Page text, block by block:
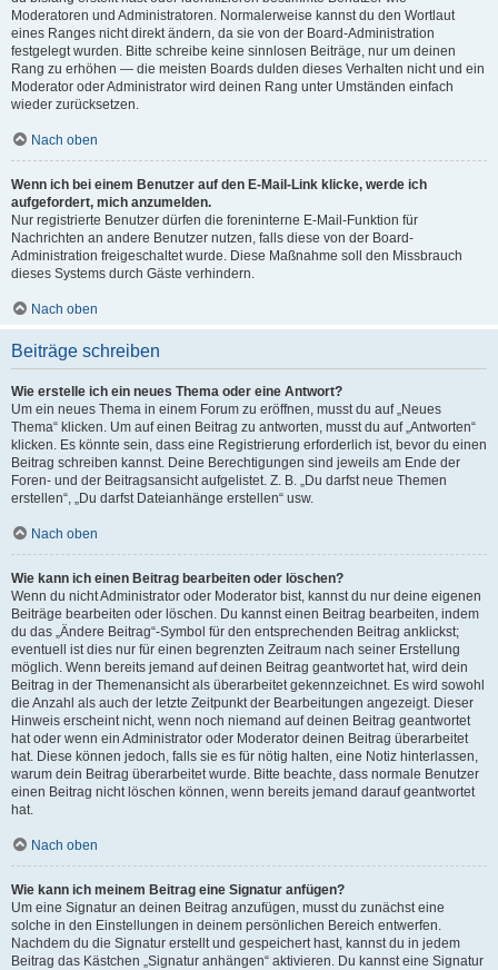
Moderatoren und Administratoren. Normalerweise kannst du den Wortlaut
eines Ranges nicht direkt ändern, da sie von der Board-Administration
festgelegt wurden. Bitte schreibe keine sinnlosen Beiträge, nur um deinen
Rang zu erhöhen — die meisten Boards dulden dieses Verhalten nicht und ein
Moderator oder Administrator wird deinen Rang unter Umständen einfach
wieder zurücksetzen.
Nach oben
Wenn ich bei einem Benutzer auf den E-Mail-Link klicke, werde ich
aufgefordert, mich anzumelden.
Nur registrierte Benutzer dürfen die foreninterne E-Mail-Funktion für
Nachrichten an andere Benutzer nutzen, falls diese von der Board-
Administration freigeschaltet wurde. Diese Maßnahme soll den Missbrauch
dieses Systems durch Gäste verhindern.
Nach oben
Beiträge schreiben
Wie erstelle ich ein neues Thema oder eine Antwort?
Um ein neues Thema in einem Forum zu eröffnen, musst du auf „Neues
Thema“ klicken. Um auf einen Beitrag zu antworten, musst du auf „Antworten“
klicken. Es könnte sein, dass eine Registrierung erforderlich ist, bevor du einen
Beitrag schreiben kannst. Deine Berechtigungen sind jeweils am Ende der
Foren- und der Beitragsansicht aufgelistet. Z. B. „Du darfst neue Themen
erstellen“, „Du darfst Dateianhänge erstellen“ usw.
Nach oben
Wie kann ich einen Beitrag bearbeiten oder löschen?
Wenn du nicht Administrator oder Moderator bist, kannst du nur deine eigenen
Beiträge bearbeiten oder löschen. Du kannst einen Beitrag bearbeiten, indem
du das „Ändere Beitrag“-Symbol für den entsprechenden Beitrag anklickst;
eventuell ist dies nur für einen begrenzten Zeitraum nach seiner Erstellung
möglich. Wenn bereits jemand auf deinen Beitrag geantwortet hat, wird dein
Beitrag in der Themenansicht als überarbeitet gekennzeichnet. Es wird sowohl
die Anzahl als auch der letzte Zeitpunkt der Bearbeitungen angezeigt. Dieser
Hinweis erscheint nicht, wenn noch niemand auf deinen Beitrag geantwortet
hat oder wenn ein Administrator oder Moderator deinen Beitrag überarbeitet
hat. Diese können jedoch, falls sie es für nötig halten, eine Notiz hinterlassen,
warum dein Beitrag überarbeitet wurde. Bitte beachte, dass normale Benutzer
einen Beitrag nicht löschen können, wenn bereits jemand darauf geantwortet
hat.
Nach oben
Wie kann ich meinem Beitrag eine Signatur anfügen?
Um eine Signatur an deinen Beitrag anzufügen, musst du zunächst eine
solche in den Einstellungen in deinem persönlichen Bereich entwerfen.
Nachdem du die Signatur erstellt und gespeichert hast, kannst du in jedem
Beitrag das Kästchen „Signatur anhängen“ aktivieren. Du kannst eine Signatur